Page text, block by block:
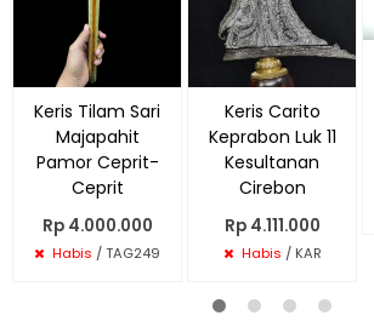
Keris Tilam Sari
Majapahit
Pamor Ceprit-
Ceprit
Rp 4.000.000
Habis / TAG249
Keris Carito
Keprabon Luk 11
Kesultanan
Cirebon
Rp 4.111.000
Habis / KAR